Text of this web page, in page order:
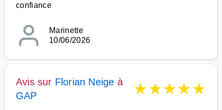
confiance
Marinette
10/06/2026
Avis sur Florian Neige à
GAP
★★★★★